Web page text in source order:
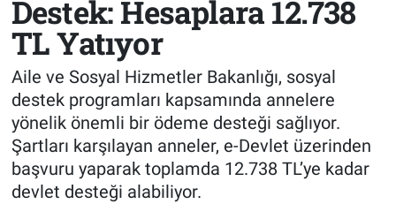
Destek: Hesaplara 12.738
TL Yatıyor
Aile ve Sosyal Hizmetler Bakanlığı, sosyal
destek programları kapsamında annelere
yönelik önemli bir ödeme desteği sağlıyor.
Şartları karşılayan anneler, e-Devlet üzerinden
başvuru yaparak toplamda 12.738 TL’ye kadar
devlet desteği alabiliyor.
Sağlık
Spor
Teknoloji
Tv Medya
KÜLTÜR SANAT